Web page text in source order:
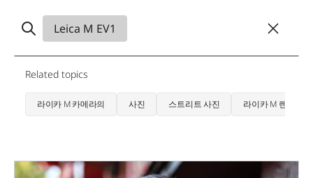
Leica M EV1
Related topics
라이카 M 카메라의 사진 스트리트 사진 라이카 M 렌즈